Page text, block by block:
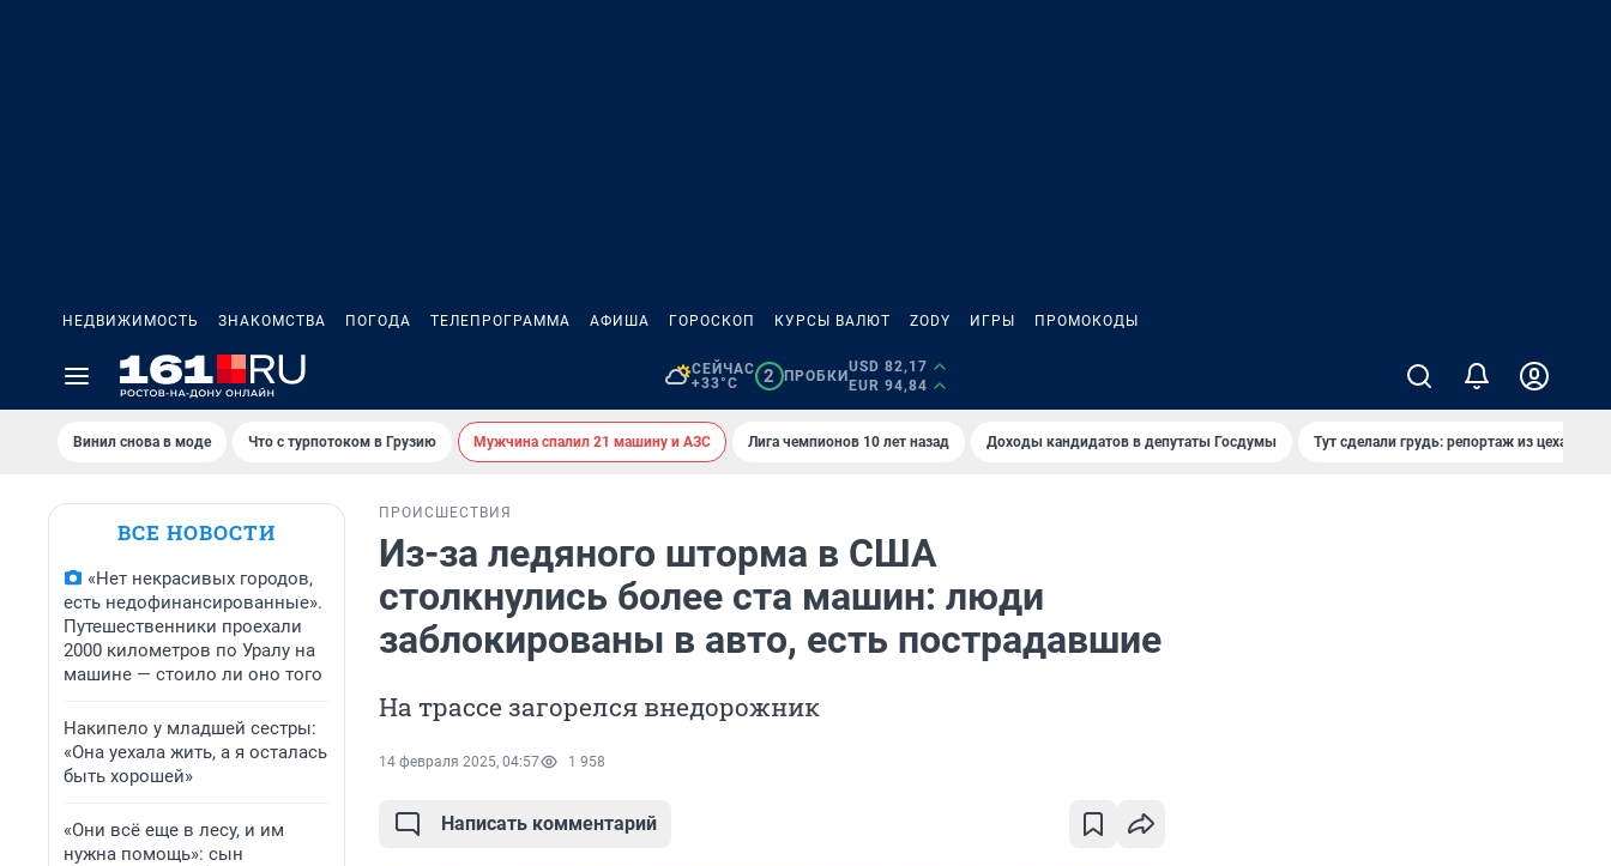
НЕДВИЖИМОСТЬ ЗНАКОМСТВА ПОГОДА ТЕЛЕПРОГРАММА АФИША ГОРОСКОП КУРСЫ ВАЛЮТ ZODY ИГРЫ ПРОМОКОДЫ
СЕЙЧАС
+33°C
2 ПРОБКИ
USD 82,17
EUR 94,84
Винил снова в моде Что с турпотоком в Грузию Мужчина спалил 21 машину и АЗС Лига чемпионов 10 лет назад Доходы кандидатов в депутаты Госдумы Тут сделали грудь: репортаж из цеха
ВСЕ НОВОСТИ
«Нет некрасивых городов,
есть недофинансированные».
Путешественники проехали
2000 километров по Уралу на
машине — стоило ли оно того
Накипело у младшей сестры:
«Она уехала жить, а я осталась
быть хорошей»
«Они всё еще в лесу, и им
нужна помощь»: сын
ПРОИСШЕСТВИЯ
Из-за ледяного шторма в США
столкнулись более ста машин: люди
заблокированы в авто, есть пострадавшие
На трассе загорелся внедорожник
14 февраля 2025, 04:57 1 958
Написать комментарий